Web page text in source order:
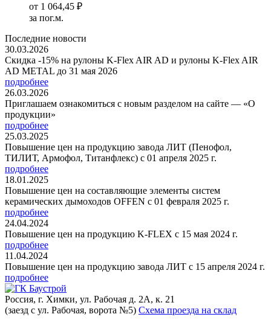
от 1 064,45 ₽
за пог.м.
Последние новости
30.03.2026
Скидка -15% на рулоны K-Flex AIR AD и рулоны K-Flex AIR
AD METAL до 31 мая 2026
подробнее
26.03.2026
Приглашаем ознакомиться с новым разделом на сайте — «О
продукции»
подробнее
25.03.2025
Повышение цен на продукцию завода ЛИТ (Пенофол,
ТИЛИТ, Армофол, Титанфлекс) с 01 апреля 2025 г.
подробнее
18.01.2025
Повышение цен на составляющие элементы систем
керамических дымоходов OFFEN с 01 февраля 2025 г.
подробнее
24.04.2024
Повышение цен на продукцию K-FLEX с 15 мая 2024 г.
подробнее
11.04.2024
Повышение цен на продукцию завода ЛИТ с 15 апреля 2024 г.
подробнее
Россия, г. Химки, ул. Рабочая д. 2А, к. 21
(заезд с ул. Рабочая, ворота №5) Схема проезда на склад